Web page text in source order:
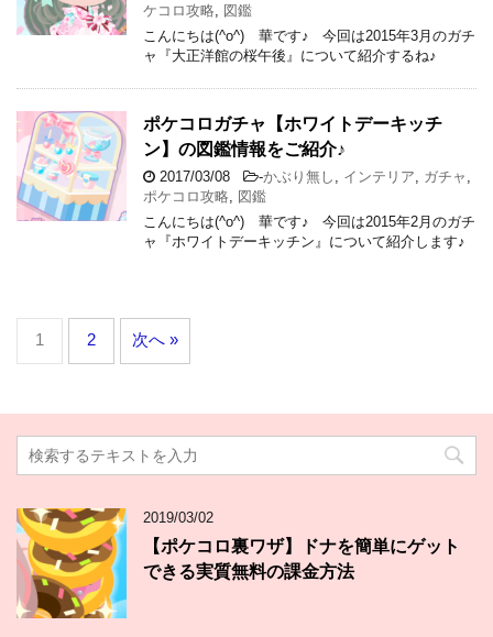
ケコロ攻略
図鑑
こんにちは(^o^) 華です♪ 今回は2015年3月のガチ
ャ『大正洋館の桜午後』について紹介するね♪
ポケコロガチャ【ホワイトデーキッチ
ン】の図鑑情報をご紹介♪
2017/03/08 -かぶり無し インテリア ガチャ
ポケコロ攻略
図鑑
こんにちは(^o^) 華です♪ 今回は2015年2月のガチ
ャ『ホワイトデーキッチン』について紹介します♪
1 2 次へ »
2019/03/02
【ポケコロ裏ワザ】ドナを簡単にゲット
できる実質無料の課金方法